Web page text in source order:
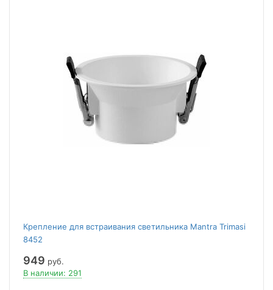
Крепление для встраивания светильника Mantra Trimasi
8452
949 руб.
В наличии: 291